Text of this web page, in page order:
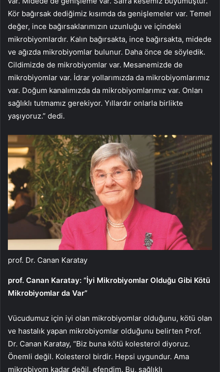
Kör bağırsak dediğimiz kısımda da genişlemeler var. Temel
değer, ince bağırsaklarımızın uzunluğu ve içindeki
mikrobiyomlardır. Kalın bağırsakta, ince bağırsakta, midede
ve ağızda mikrobiyomlar bulunur. Daha önce de söyledik.
Cildimizde de mikrobiyomlar var. Mesanemizde de
mikrobiyomlar var. İdrar yollarımızda da mikrobiyomlarımız
var. Doğum kanalımızda da mikrobiyomlarımız var. Onları
sağlıklı tutmamız gerekiyor. Yıllardır onlarla birlikte
yaşıyoruz.” dedi.
prof. Dr. Canan Karatay
prof. Canan Karatay: “İyi Mikrobiyomlar Olduğu Gibi Kötü
Mikrobiyomlar da Var”
Vücudumuz için iyi olan mikrobiyomlar olduğunu, kötü olan
ve hastalık yapan mikrobiyomlar olduğunu belirten Prof.
Dr. Canan Karatay, “Biz buna kötü kolesterol diyoruz.
Önemli değil. Kolesterol birdir. Hepsi uygundur. Ama
mikrobiyom kadar değil, efendim. Bu, sağlıklı